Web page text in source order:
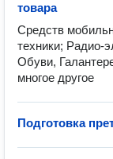
товара
Средств
техники; Радио-
Обуви,
многое другое
Подготовка